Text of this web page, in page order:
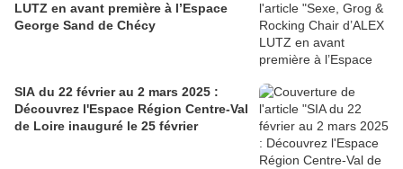
LUTZ en avant première à l’Espace
George Sand de Chécy
SIA du 22 février au 2 mars 2025 :
Découvrez l'Espace Région Centre-Val
de Loire inauguré le 25 février